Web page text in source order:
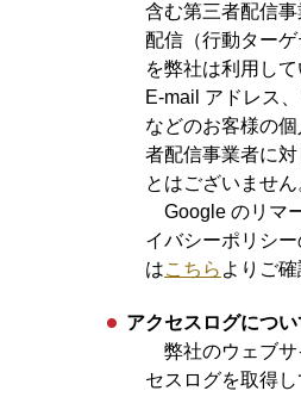
含む第三者配信
配信（行動ターゲ
を弊社は利用して
E-mail アドレス
などのお客様の
者配信事業者に
とはございません
Google のリマ
イバシーポリシ
はこちら よりご確
アクセスログについ
弊社のウェブサ
セスログを取得